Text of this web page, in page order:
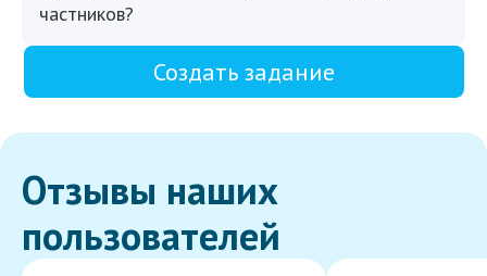
частников?
Создать задание
Отзывы наших
пользователей